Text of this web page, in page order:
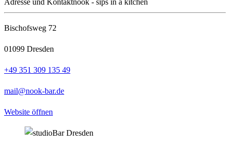
Adresse und Kontaktnook - sips in a kitchen
Bischofsweg 72
01099 Dresden
+49 351 309 135 49
mail@nook-bar.de
Website öffnen